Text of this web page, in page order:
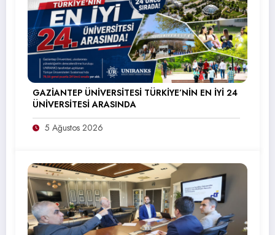
GAZİANTEP ÜNİVERSİTESİ TÜRKİYE’NİN EN İYİ 24
ÜNİVERSİTESİ ARASINDA
5 Ağustos 2026